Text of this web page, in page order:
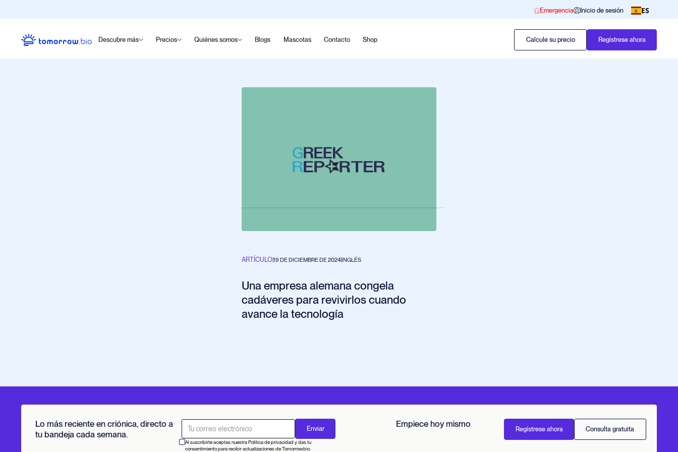
Emergencia Inicio de sesión ES
Descubre más Precios Quiénes somos Blogs Mascotas Contacto Shop Calcule su precio Regístrese ahora
ARTÍCULO19 DE DICIEMBRE DE 2024INGLÉS
Una empresa alemana congela
cadáveres para revivirlos cuando
avance la tecnología
Lo más reciente en criónica, directo a
tu bandeja cada semana.
Al suscribirte aceptas nuestra Política de privacidad y das tu
consentimiento para recibir actualizaciones de Tomorrow.bio.
Empiece hoy mismo
Regístrese ahora Consulta gratuita